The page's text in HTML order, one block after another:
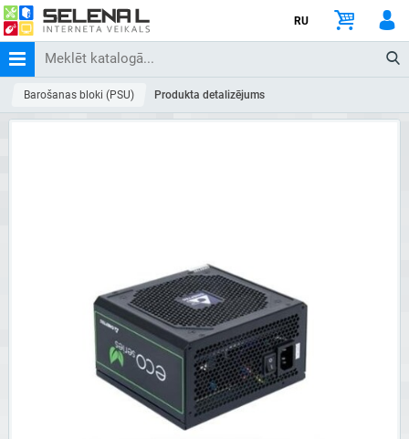
RU
Barošanas bloki (PSU) Produkta detalizējums